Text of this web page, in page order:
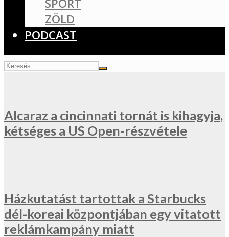
SPORT
ZÖLD
PODCAST
Alcaraz a cincinnati tornát is kihagyja,
kétséges a US Open-részvétele
Házkutatást tartottak a Starbucks
dél-koreai központjában egy vitatott
reklámkampány miatt